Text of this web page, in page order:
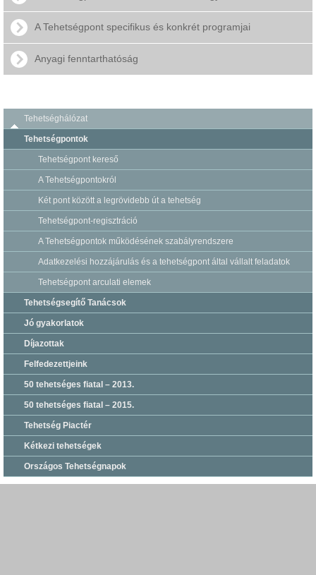
A Tehetségpont specifikus és konkrét programjai
Anyagi fenntarthatóság
Tehetséghálózat
Tehetségpontok
Tehetségpont kereső
A Tehetségpontokról
Két pont között a legrövidebb út a tehetség
Tehetségpont-regisztráció
A Tehetségpontok működésének szabályrendszere
Adatkezelési hozzájárulás és a tehetségpont által vállalt feladatok
Tehetségpont arculati elemek
Tehetségsegítő Tanácsok
Jó gyakorlatok
Díjazottak
Felfedezettjeink
50 tehetséges fiatal – 2013.
50 tehetséges fiatal – 2015.
Tehetség Piactér
Kétkezi tehetségek
Országos Tehetségnapok